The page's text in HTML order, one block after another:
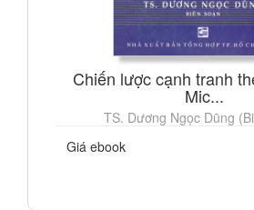
Chiến lược cạnh tranh
Mic...
TS. Dương Ngọc Dũng
Giá ebook